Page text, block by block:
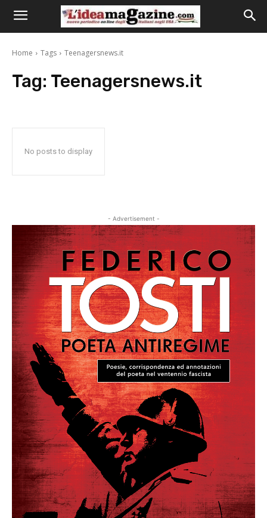
Home Tags Teenagersnews.it
Tag: Teenagersnews.it
No posts to display
- Advertisement -